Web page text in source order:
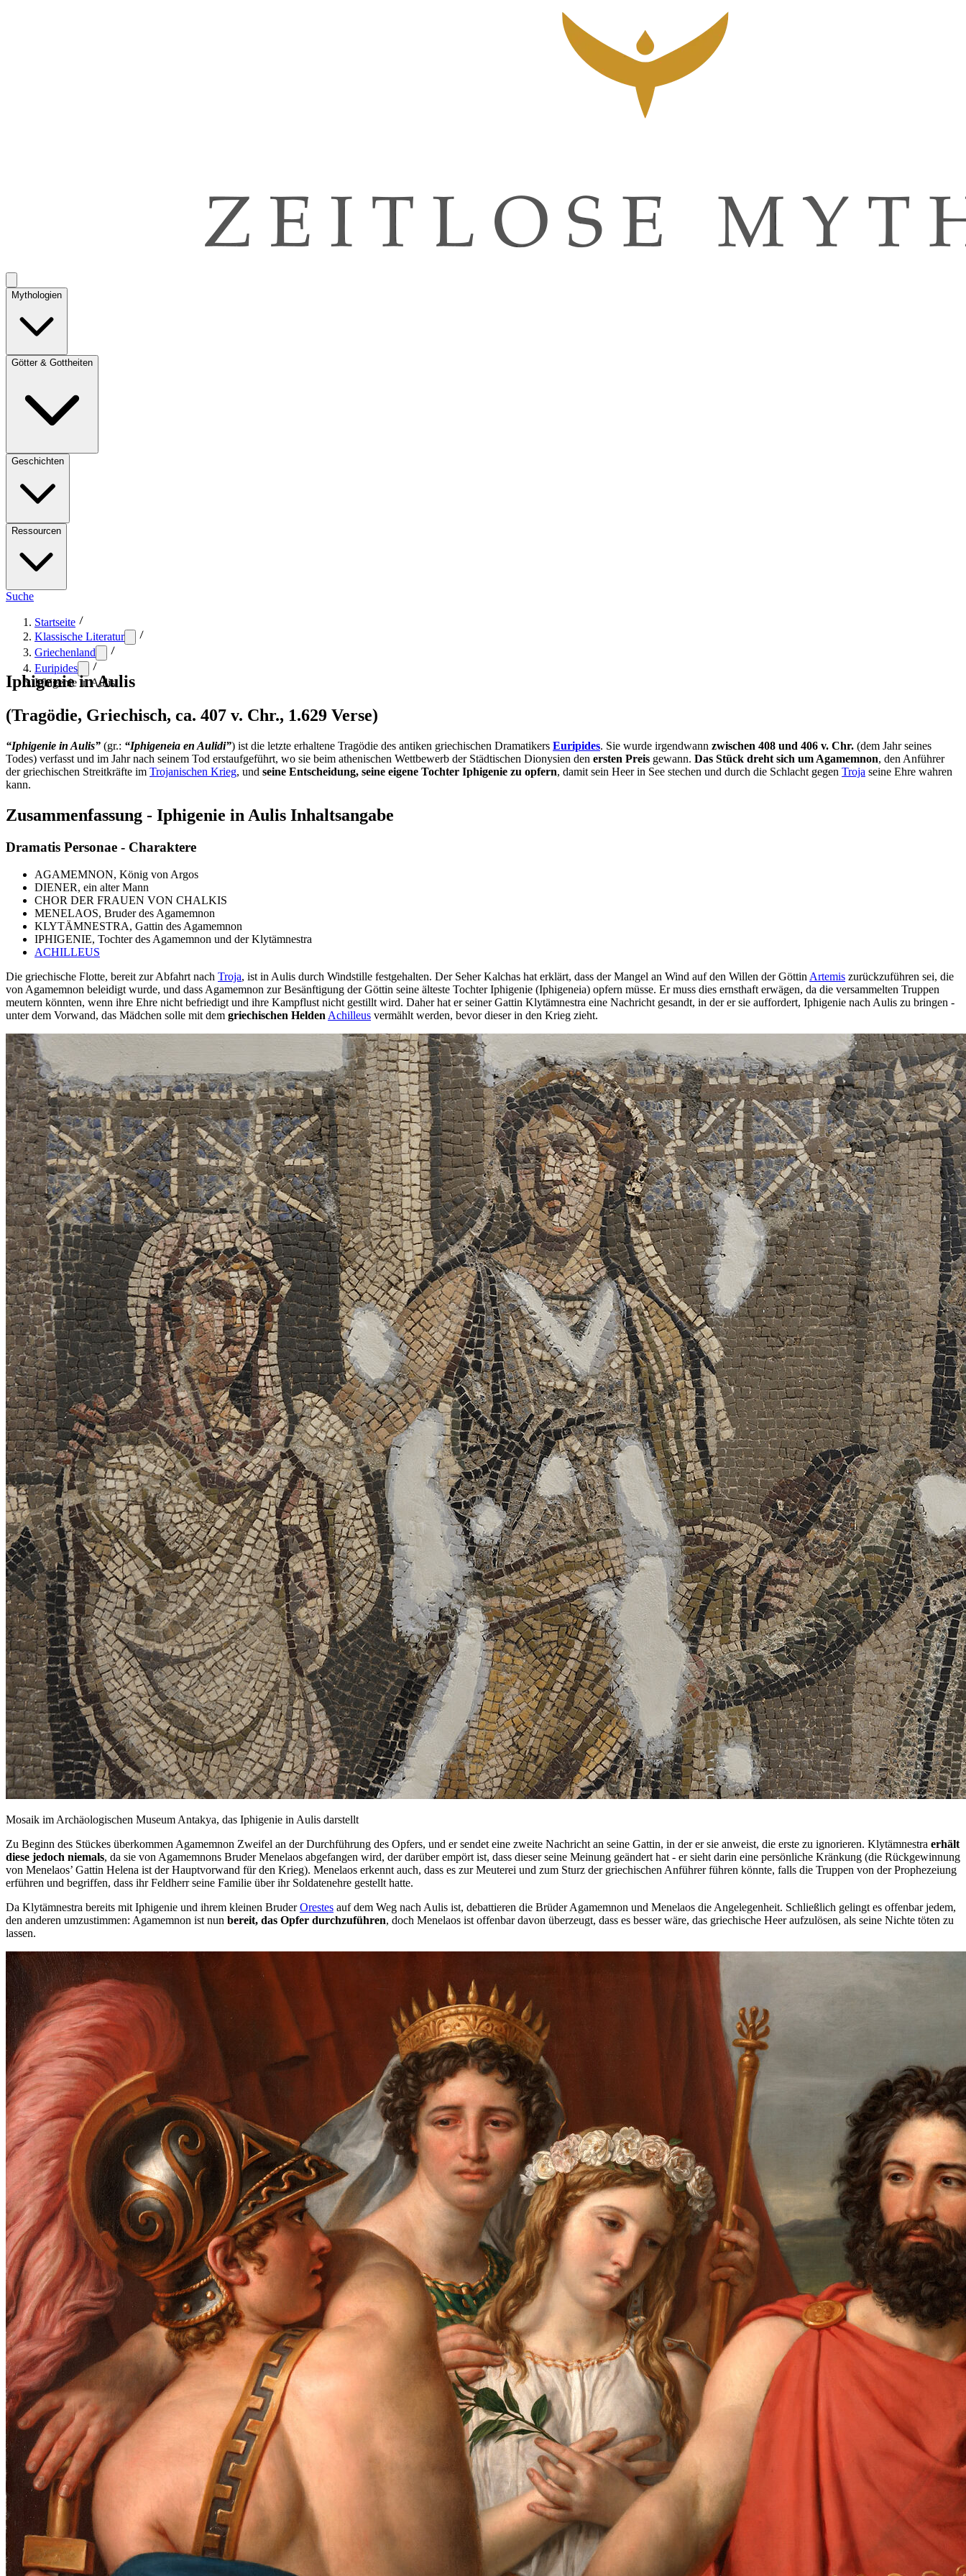
Mythologien
Götter & Gottheiten
Geschichten
Ressourcen
Suche
Startseite
Klassische Literatur
Griechenland
Euripides
Iphigenie in Aulis
Iphigenie in Aulis
(Tragödie, Griechisch, ca. 407 v. Chr., 1.629 Verse)
“Iphigenie in Aulis” (gr.: “Iphigeneia en Aulidi”) ist die letzte erhaltene Tragödie des antiken griechischen Dramatikers Euripides. Sie wurde irgendwann zwischen 408 und 406 v. Chr. (dem Jahr seines
Todes) verfasst und im Jahr nach seinem Tod erstaufgeführt, wo sie beim athenischen Wettbewerb der Städtischen Dionysien den ersten Preis gewann. Das Stück dreht sich um Agamemnon, den Anführer
der griechischen Streitkräfte im Trojanischen Krieg, und seine Entscheidung, seine eigene Tochter Iphigenie zu opfern, damit sein Heer in See stechen und durch die Schlacht gegen Troja seine Ehre wahren
kann.
Zusammenfassung - Iphigenie in Aulis Inhaltsangabe
Dramatis Personae - Charaktere
AGAMEMNON, König von Argos
DIENER, ein alter Mann
CHOR DER FRAUEN VON CHALKIS
MENELAOS, Bruder des Agamemnon
KLYTÄMNESTRA, Gattin des Agamemnon
IPHIGENIE, Tochter des Agamemnon und der Klytämnestra
ACHILLEUS
Die griechische Flotte, bereit zur Abfahrt nach Troja, ist in Aulis durch Windstille festgehalten. Der Seher Kalchas hat erklärt, dass der Mangel an Wind auf den Willen der Göttin Artemis zurückzuführen sei, die
von Agamemnon beleidigt wurde, und dass Agamemnon zur Besänftigung der Göttin seine älteste Tochter Iphigenie (Iphigeneia) opfern müsse. Er muss dies ernsthaft erwägen, da die versammelten Truppen
meutern könnten, wenn ihre Ehre nicht befriedigt und ihre Kampflust nicht gestillt wird. Daher hat er seiner Gattin Klytämnestra eine Nachricht gesandt, in der er sie auffordert, Iphigenie nach Aulis zu bringen -
unter dem Vorwand, das Mädchen solle mit dem griechischen Helden Achilleus vermählt werden, bevor dieser in den Krieg zieht.
Mosaik im Archäologischen Museum Antakya, das Iphigenie in Aulis darstellt
Zu Beginn des Stückes überkommen Agamemnon Zweifel an der Durchführung des Opfers, und er sendet eine zweite Nachricht an seine Gattin, in der er sie anweist, die erste zu ignorieren. Klytämnestra erhält
diese jedoch niemals, da sie von Agamemnons Bruder Menelaos abgefangen wird, der darüber empört ist, dass dieser seine Meinung geändert hat - er sieht darin eine persönliche Kränkung (die Rückgewinnung
von Menelaos’ Gattin Helena ist der Hauptvorwand für den Krieg). Menelaos erkennt auch, dass es zur Meuterei und zum Sturz der griechischen Anführer führen könnte, falls die Truppen von der Prophezeiung
erführen und begriffen, dass ihr Feldherr seine Familie über ihr Soldatenehre gestellt hatte.
Da Klytämnestra bereits mit Iphigenie und ihrem kleinen BruderOrestes auf dem Weg nach Aulis ist, debattieren die Brüder Agamemnon und Menelaos die Angelegenheit. Schließlich gelingt es offenbar jedem,
den anderen umzustimmen: Agamemnon ist nun bereit, das Opfer durchzuführen, doch Menelaos ist offenbar davon überzeugt, dass es besser wäre, das griechische Heer aufzulösen, als seine Nichte töten zu
lassen.